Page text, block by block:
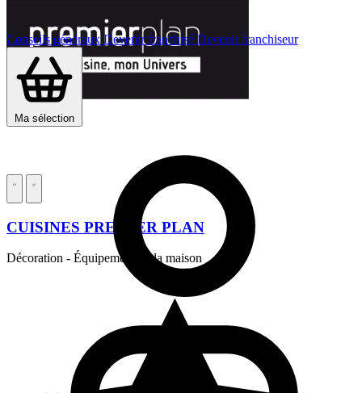
Conseils généraux Devenir franchisé Devenir franchiseur
Ma sélection
CUISINES PREMIER PLAN
Décoration - Équipement de la maison